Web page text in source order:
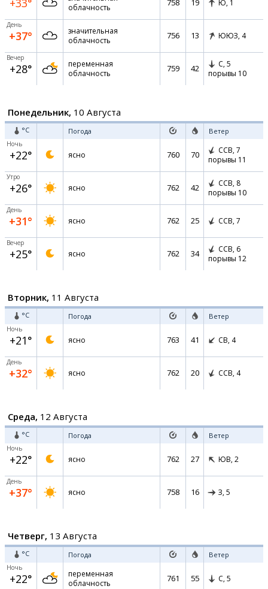
+33°
облачность
758 19 Ю, 1
День
+37°
значительная
облачность
756 13 ЮЮЗ, 4
Вечер
+28°
переменная
облачность
759 42 С, 5
порывы 10
Понедельник, 10 Августа
°C Погода Ветер
Ночь
+22° ясно 760 70 ССВ, 7
порывы 11
Утро
+26° ясно 762 42 ССВ, 8
порывы 10
День
+31° ясно 762 25 ССВ, 7
Вечер
+25° ясно 762 34 ССВ, 6
порывы 12
Вторник, 11 Августа
°C Погода Ветер
Ночь
+21° ясно 763 41 СВ, 4
День
+32° ясно 762 20 ССВ, 4
Среда, 12 Августа
°C Погода Ветер
Ночь
+22° ясно 762 27 ЮВ, 2
День
+37° ясно 758 16 З, 5
Четверг, 13 Августа
°C Погода Ветер
Ночь
+22°
переменная
облачность
761 55 С, 5